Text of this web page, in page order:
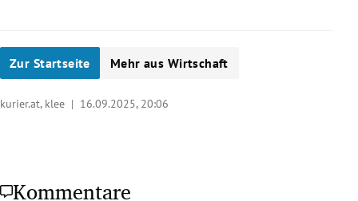
Zur Startseite Mehr aus Wirtschaft
kurier.at, klee | 16.09.2025, 20:06
Kommentare